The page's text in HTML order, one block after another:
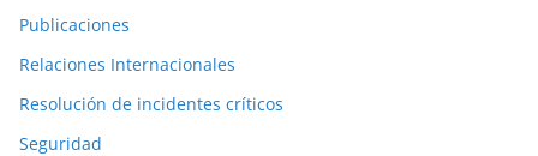
Publicaciones
Relaciones Internacionales
Resolución de incidentes críticos
Seguridad